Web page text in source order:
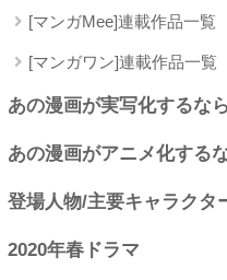
[マンガMee]連載作品一覧
[マンガワン]連載作品一覧
あの漫画が実写化するな
あの漫画がアニメ化する
登場人物/主要キャラクタ
2020年春ドラマ